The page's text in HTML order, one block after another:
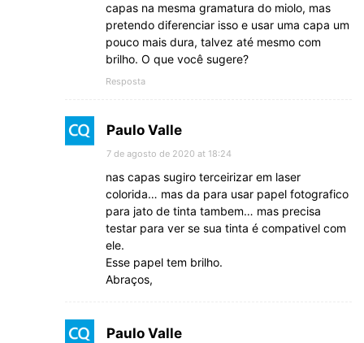
capas na mesma gramatura do miolo, mas
pretendo diferenciar isso e usar uma capa um
pouco mais dura, talvez até mesmo com
brilho. O que você sugere?
Resposta
Paulo Valle
7 de agosto de 2020 at 18:24
nas capas sugiro terceirizar em laser
colorida… mas da para usar papel fotografico
para jato de tinta tambem… mas precisa
testar para ver se sua tinta é compativel com
ele.
Esse papel tem brilho.
Abraços,
Paulo Valle